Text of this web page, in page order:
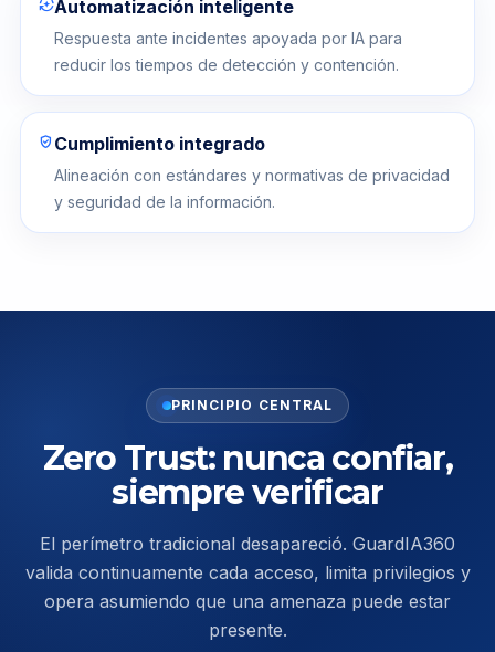
auto_modeAutomatización inteligente
Respuesta ante incidentes apoyada por IA para
reducir los tiempos de detección y contención.
verified_user Cumplimiento integrado
Alineación con estándares y normativas de privacidad
y seguridad de la información.
PRINCIPIO CENTRAL
Zero Trust: nunca confiar,
siempre verificar
El perímetro tradicional desapareció. GuardIA360
valida continuamente cada acceso, limita privilegios y
opera asumiendo que una amenaza puede estar
presente.